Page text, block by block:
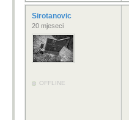
Sirotanovic
20 mjeseci
OFFLINE